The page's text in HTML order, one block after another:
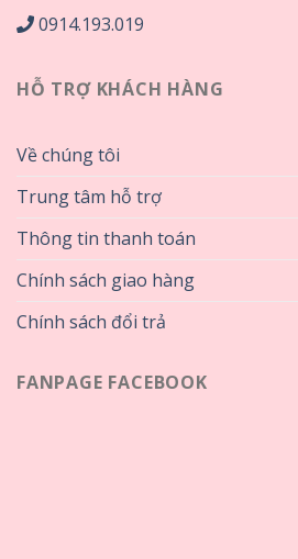
0914.193.019
HỖ TRỢ KHÁCH HÀNG
Về chúng tôi
Trung tâm hỗ trợ
Thông tin thanh toán
Chính sách giao hàng
Chính sách đổi trả
FANPAGE FACEBOOK